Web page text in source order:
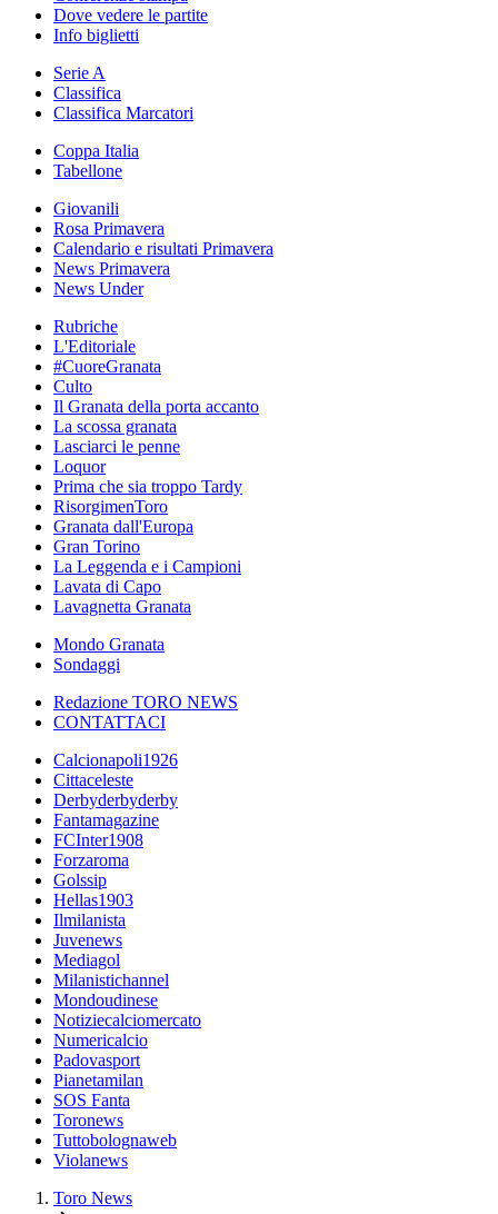
Dove vedere le partite
Info biglietti
Serie A
Classifica
Classifica Marcatori
Coppa Italia
Tabellone
Giovanili
Rosa Primavera
Calendario e risultati Primavera
News Primavera
News Under
Rubriche
L'Editoriale
#CuoreGranata
Culto
Il Granata della porta accanto
La scossa granata
Lasciarci le penne
Loquor
Prima che sia troppo Tardy
RisorgimenToro
Granata dall'Europa
Gran Torino
La Leggenda e i Campioni
Lavata di Capo
Lavagnetta Granata
Mondo Granata
Sondaggi
Redazione TORO NEWS
CONTATTACI
Calcionapoli1926
Cittaceleste
Derbyderbyderby
Fantamagazine
FCInter1908
Forzaroma
Golssip
Hellas1903
Ilmilanista
Juvenews
Mediagol
Milanistichannel
Mondoudinese
Notiziecalciomercato
Numericalcio
Padovasport
Pianetamilan
SOS Fanta
Toronews
Tuttobolognaweb
Violanews
Toro News